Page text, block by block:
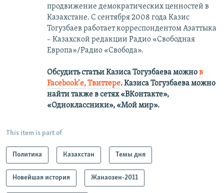
продвижение демократических ценностей в
Казахстане. С сентября 2008 года Казис
Тогузбаев работает корреспондентом Азаттыка
– Казахской редакции Радио «Свободная
Европа»/Радио «Свобода».
Обсудить статьи Казиса Тогузбаева можнов
Facebook’е,Твиттере.Казиса Тогузбаева можно
найти также в сетях«ВКонтакте»,
«Одноклассники», «Мой мир».
This item is part of
Политика Казахстан Темы дня
Новейшая история Жанаозен-2011